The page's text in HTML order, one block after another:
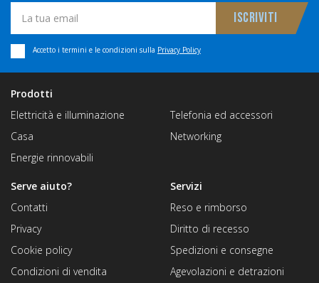
Accetto i termini e le condizioni sulla Privacy Policy
Prodotti
Elettricità e illuminazione
Casa
Energie rinnovabili
Telefonia ed accessori
Networking
Servizi
Reso e rimborso
Diritto di recesso
Spedizioni e consegne
Agevolazioni e detrazioni
Serve aiuto?
Contatti
Privacy
Cookie policy
Condizioni di vendita